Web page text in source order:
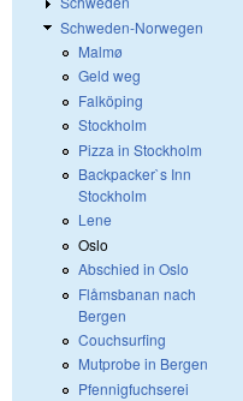
Schweden-Norwegen
Malmø
Geld weg
Falköping
Stockholm
Pizza in Stockholm
Backpacker`s Inn
Stockholm
Lene
Oslo
Abschied in Oslo
Flåmsbanan nach
Bergen
Couchsurfing
Mutprobe in Bergen
Pfennigfuchserei